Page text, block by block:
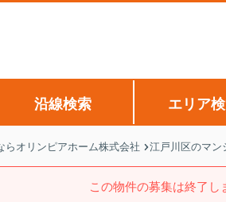
沿線検索 エリア
らオリンピアホーム株式会社 江戸川区のマン
この物件の募集は終了し